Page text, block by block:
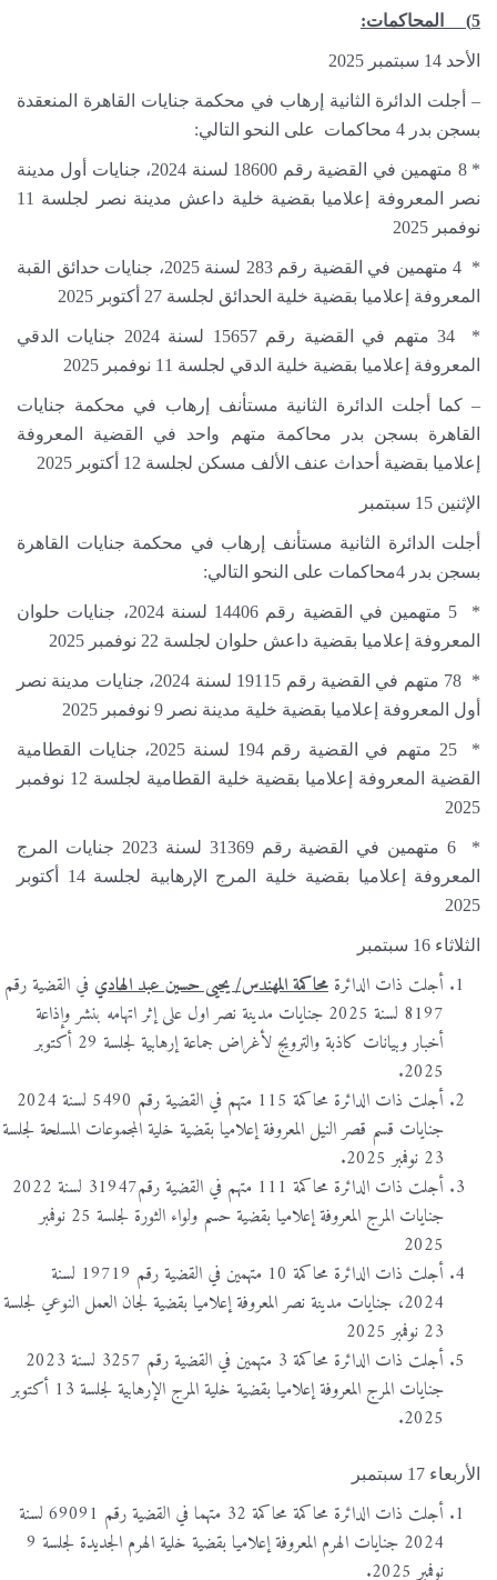
5) المحاكمات:
الأحد 14 سبتمبر 2025
– أجلت الدائرة الثانية إرهاب في محكمة جنايات القاهرة المنعقدة
بسجن بدر 4 محاكمات على النحو التالي:
* 8 متهمين في القضية رقم 18600 لسنة 2024، جنايات أول مدينة
نصر المعروفة إعلاميا بقضية خلية داعش مدينة نصر لجلسة 11
نوفمبر 2025
* 4 متهمين في القضية رقم 283 لسنة 2025، جنايات حدائق القبة
المعروفة إعلاميا بقضية خلية الحدائق لجلسة 27 أكتوبر 2025
* 34 متهم في القضية رقم 15657 لسنة 2024 جنايات الدقي
المعروفة إعلاميا بقضية خلية الدقي لجلسة 11 نوفمبر 2025
– كما أجلت الدائرة الثانية مستأنف إرهاب في محكمة جنايات
القاهرة بسجن بدر محاكمة متهم واحد في القضية المعروفة
إعلاميا بقضية أحداث عنف الألف مسكن لجلسة 12 أكتوبر 2025
الإثنين 15 سبتمبر
أجلت الدائرة الثانية مستأنف إرهاب في محكمة جنايات القاهرة
بسجن بدر 4محاكمات على النحو التالي:
* 5 متهمين في القضية رقم 14406 لسنة 2024، جنايات حلوان
المعروفة إعلاميا بقضية داعش حلوان لجلسة 22 نوفمبر 2025
* 78 متهم في القضية رقم 19115 لسنة 2024، جنايات مدينة نصر
أول المعروفة إعلاميا بقضية خلية مدينة نصر 9 نوفمبر 2025
* 25 متهم في القضية رقم 194 لسنة 2025، جنايات القطامية
القضية المعروفة إعلاميا بقضية خلية القطامية لجلسة 12 نوفمبر
2025
* 6 متهمين في القضية رقم 31369 لسنة 2023 جنايات المرج
المعروفة إعلاميا بقضية خلية المرج الإرهابية لجلسة 14 أكتوبر
2025
الثلاثاء 16 سبتمبر
أجلت ذات الدائرة محاكمة المهندس/ يحيى حسين عبد الهادي في القضية رقم
8197 لسنة 2025 جنايات مدينة نصر اول على إثر اتهامه بنشر وإذاعة
أخبار وبيانات كاذبة والترويج لأغراض جماعة إرهابية لجلسة 29 أكتوبر
2025.
أجلت ذات الدائرة محاكمة 115 متهم في القضية رقم 5490 لسنة 2024
جنايات قسم قصر النيل المعروفة إعلاميا بقضية خلية المجموعات المسلحة لجلسة
23 نوفمبر 2025.
أجلت ذات الدائرة محاكمة 111 متهم في القضية رقم31947 لسنة 2022
جنايات المرج المعروفة إعلاميا بقضية حسم ولواء الثورة لجلسة 25 نوفمبر
2025
أجلت ذات الدائرة محاكمة 10 متهمين في القضية رقم 19719 لسنة
2024، جنايات مدينة نصر المعروفة إعلاميا بقضية لجان العمل النوعي لجلسة
23 نوفمبر 2025
أجلت ذات الدائرة محاكمة 3 متهمين في القضية رقم 3257 لسنة 2023
جنايات المرج المعروفة إعلاميا بقضية خلية المرج الإرهابية لجلسة 13 أكتوبر
2025.
الأربعاء 17 سبتمبر
أجلت ذات الدائرة محاكمة محاكمة 32 متهما في القضية رقم 69091 لسنة
2024 جنايات الهرم المعروفة إعلاميا بقضية خلية الهرم الجديدة لجلسة 9
نوفمبر 2025.